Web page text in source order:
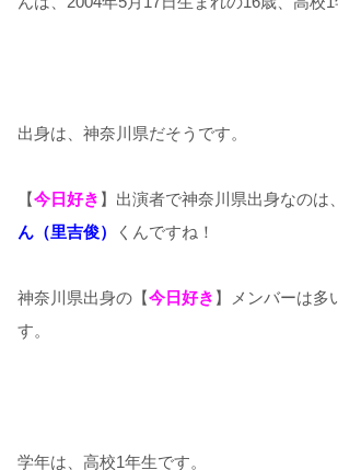
出身は、神奈川県だそうです。
【今日好き 】出演者で神奈川県出身なのは
ん（里吉俊）
くんですね！
神奈川県出身の【今日好き 】メンバーは多
す。
学年は、高校1年生です。